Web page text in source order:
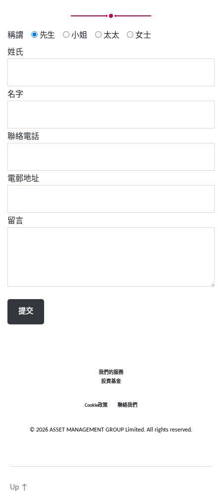
稱謂 先生 小姐 太太 女士
姓氏
名字
聯絡電話
電郵地址
留言
我們的服務
投資基金
Cookie政策 聯絡我們
© 2026 ASSET MANAGEMENT GROUP Limited. All rights reserved.
Up ↑